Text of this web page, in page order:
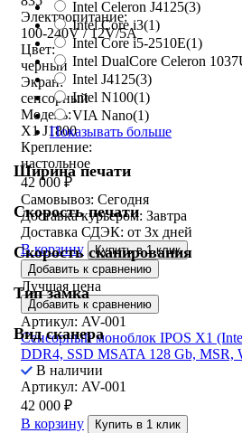
Intel Celeron J4125(3)
Intel Core i3(1)
Intel Core i5-2510E(1)
Intel DualCore Celeron
Intel J4125(3)
Intel N100(1)
VIA Nano(1)
Показывать больше
Ширина печати
Скорость печати
Скорость сканирования
Тип замка
Вид сканера
Электропитание:
100-240V / 12V/5A
Цвет:
черный
Экран:
сенсорный
Модель:
X1 J1800
Крепление:
настольное
42 000 ₽
Самовывоз: Сегодня
Доставка курьером: Завтра
Доставка СДЭК: от 3х дней
В корзину
Купить в 1 клик
Добавить к сравнению
Лучшая цена
Добавить к сравнению
Артикул: AV-001
Сенсорный моноблок IPOS X1
DDR4, SSD MSATA 128 Gb, MSR,
В наличии
Артикул: AV-001
42 000 ₽
В корзину
Купить в 1 клик